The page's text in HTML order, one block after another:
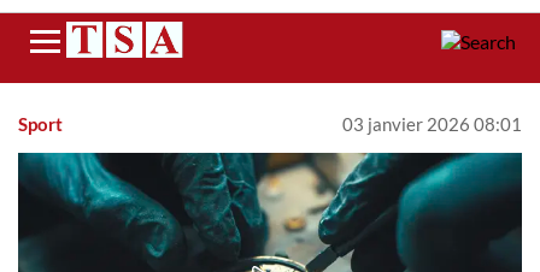
Menu
Sport 03 janvier 2026 08:01